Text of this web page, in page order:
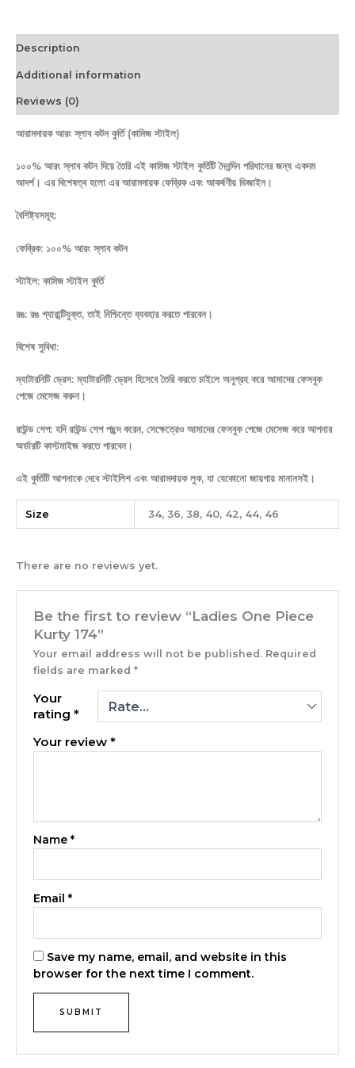
Description
Additional information
Reviews (0)
আরামদায়ক আরং স্লাব কটন কুর্তি (কামিজ স্টাইল)
১০০% আরং স্লাব কটন দিয়ে তৈরি এই কামিজ স্টাইল কুর্তিটি দৈনন্দিন পরিধানের জন্য একদম
আদর্শ। এর বিশেষত্ব হলো এর আরামদায়ক ফেব্রিক এবং আকর্ষণীয় ডিজাইন।
বৈশিষ্ট্যসমূহ:
ফেব্রিক: ১০০% আরং স্লাব কটন
স্টাইল: কামিজ স্টাইল কুর্তি
রঙ: রঙ গ্যারান্টিযুক্ত, তাই নিশ্চিন্তে ব্যবহার করতে পারবেন।
বিশেষ সুবিধা:
ম্যাটারনিটি ড্রেস: ম্যাটারনিটি ড্রেস হিসেবে তৈরি করতে চাইলে অনুগ্রহ করে আমাদের ফেসবুক
পেজে মেসেজ করুন।
রাউন্ড শেপ: যদি রাউন্ড শেপ পছন্দ করেন, সেক্ষেত্রেও আমাদের ফেসবুক পেজে মেসেজ করে আপনার
অর্ডারটি কাস্টমাইজ করতে পারবেন।
এই কুর্তিটি আপনাকে দেবে স্টাইলিশ এবং আরামদায়ক লুক, যা যেকোনো জায়গায় মানানসই।
Size 34, 36, 38, 40, 42, 44, 46
There are no reviews yet.
Be the first to review “Ladies One Piece
Kurty 174”
Your email address will not be published. Required
fields are marked*
Your
rating*
Your review*
Name*
Email*
Save my name, email, and website in this
browser for the next time I comment.